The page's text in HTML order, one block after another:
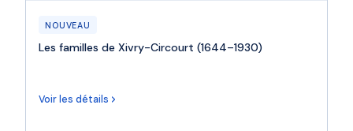
NOUVEAU
Les familles de Xivry-Circourt (1644–1930)
Voir les détails